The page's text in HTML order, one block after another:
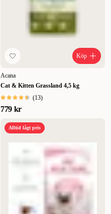
Köp
Acana
Cat & Kitten Grassland 4,5 kg
(13)
779 kr
Alltid lågt pris